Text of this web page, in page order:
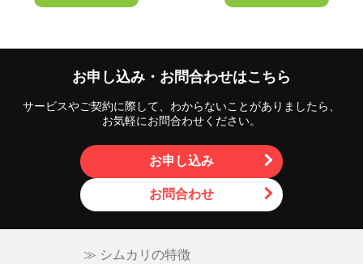
お申し込み・お問合わせはこちら
サービスやご契約に際して、わからないことがありましたら、
お気軽にお問合わせください。
お申し込み
お問合わせ
≫ シムカリの特徴